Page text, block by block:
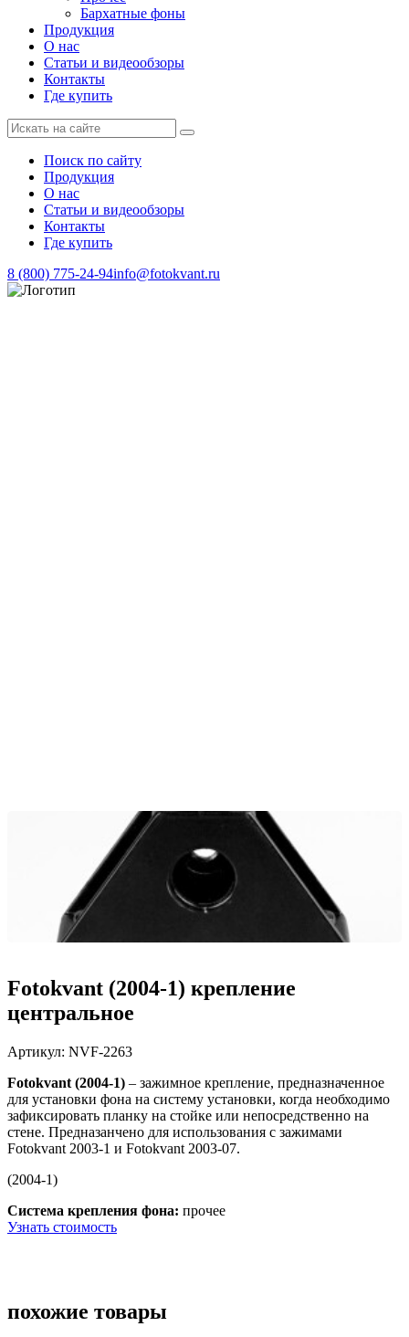
Бархатные фоны
Продукция
О нас
Статьи и видеообзоры
Контакты
Где купить
Поиск по сайту
Продукция
О нас
Статьи и видеообзоры
Контакты
Где купить
8 (800) 775-24-94info@fotokvant.ru
Fotokvant (2004-1) крепление
центральное
Артикул: NVF-2263
Fotokvant (2004-1) – зажимное крепление, предназначенное
для установки фона на систему установки, когда необходимо
зафиксировать планку на стойке или непосредственно на
стене. Предназанчено для использования с зажимами
Fotokvant 2003-1 и Fotokvant 2003-07.
(2004-1)
Система крепления фона: прочее
Узнать стоимость
похожие товары